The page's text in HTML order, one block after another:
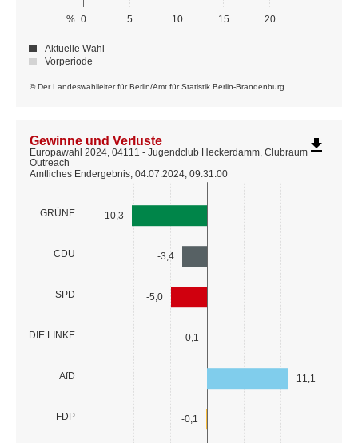
0 5 10 15 20
%
© Der Landeswahlleiter für Berlin/Amt für Statistik Berlin-Brandenburg
Aktuelle Wahl
Vorperiode
GRÜNE
CDU
SPD
DIE LINKE
AfD
FDP
-10,3
-3,4
-5,0
-0,1
11,1
-0,1
Gewinne und Verluste
Europawahl 2024, 04111 - Jugendclub Heckerdamm, Clubraum
Outreach
Amtliches Endergebnis, 04.07.2024, 09:31:00
file_download